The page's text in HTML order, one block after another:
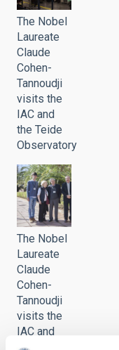
The Nobel
Laureate
Claude
Cohen-
Tannoudji
visits the
IAC and
the Teide
Observatory
The Nobel
Laureate
Claude
Cohen-
Tannoudji
visits the
IAC and
the Teide